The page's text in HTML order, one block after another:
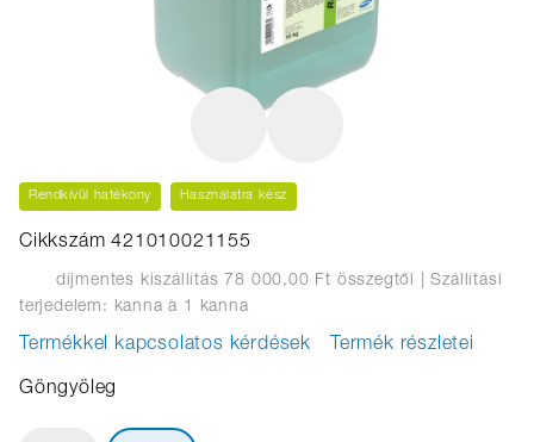
Rendkívül hatékony Használatra kész
Cikkszám 421010021155
díjmentes kiszállítás 78 000,00 Ft összegtől
| Szállítási
terjedelem: kanna à 1 kanna
Termékkel kapcsolatos kérdések Termék részletei
Göngyöleg